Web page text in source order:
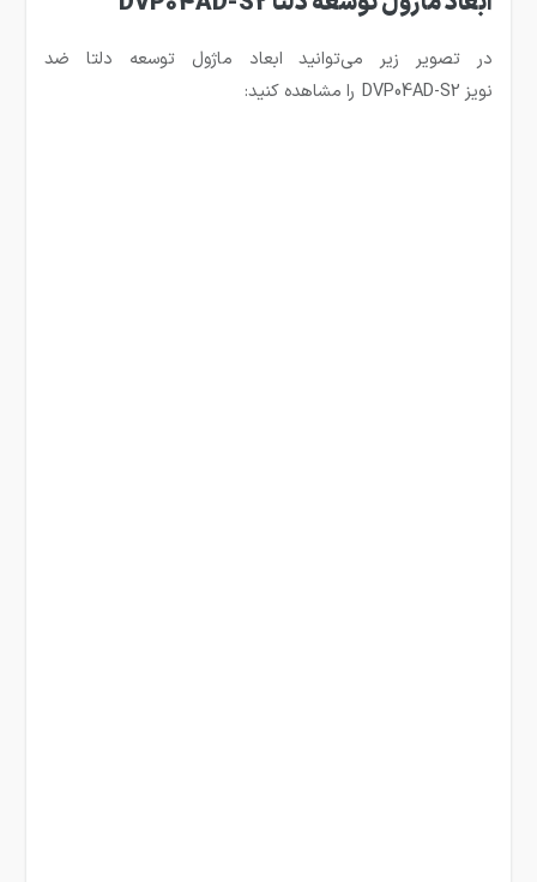
در تصویر زیر می‌توانید ابعاد ماژول توسعه دلتا ضد
نویز DVP04AD-S2
را مشاهده کنید: